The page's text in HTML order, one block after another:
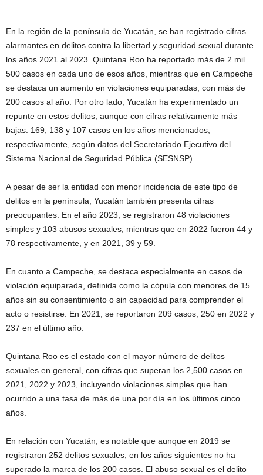
En la región de la península de Yucatán, se han registrado cifras
alarmantes en delitos contra la libertad y seguridad sexual durante
los años 2021 al 2023. Quintana Roo ha reportado más de 2 mil
500 casos en cada uno de esos años, mientras que en Campeche
se destaca un aumento en violaciones equiparadas, con más de
200 casos al año. Por otro lado, Yucatán ha experimentado un
repunte en estos delitos, aunque con cifras relativamente más
bajas: 169, 138 y 107 casos en los años mencionados,
respectivamente, según datos del Secretariado Ejecutivo del
Sistema Nacional de Seguridad Pública (SESNSP).
A pesar de ser la entidad con menor incidencia de este tipo de
delitos en la península, Yucatán también presenta cifras
preocupantes. En el año 2023, se registraron 48 violaciones
simples y 103 abusos sexuales, mientras que en 2022 fueron 44 y
78 respectivamente, y en 2021, 39 y 59.
En cuanto a Campeche, se destaca especialmente en casos de
violación equiparada, definida como la cópula con menores de 15
años sin su consentimiento o sin capacidad para comprender el
acto o resistirse. En 2021, se reportaron 209 casos, 250 en 2022 y
237 en el último año.
Quintana Roo es el estado con el mayor número de delitos
sexuales en general, con cifras que superan los 2,500 casos en
2021, 2022 y 2023, incluyendo violaciones simples que han
ocurrido a una tasa de más de una por día en los últimos cinco
años.
En relación con Yucatán, es notable que aunque en 2019 se
registraron 252 delitos sexuales, en los años siguientes no ha
superado la marca de los 200 casos. El abuso sexual es el delito